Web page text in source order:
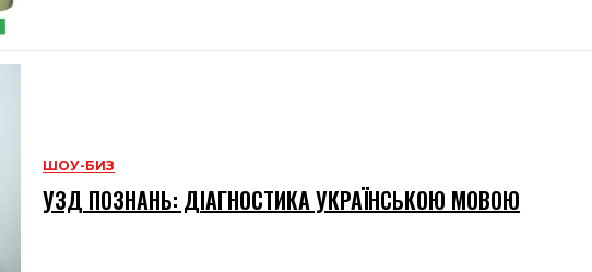
ШОУ-БИЗ
УЗД ПОЗНАНЬ: ДІАГНОСТИКА УКРАЇНСЬКОЮ МОВОЮ